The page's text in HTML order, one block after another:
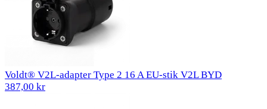
Voldt® V2L-adapter Type 2 16 A EU-stik V2L BYD
387,00 kr